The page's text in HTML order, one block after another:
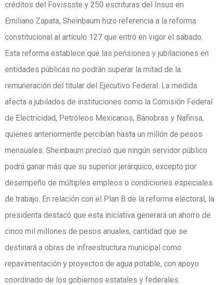
créditos del Fovissste y 250 escrituras del Insus en
Emiliano Zapata, Sheinbaum hizo referencia a la reforma
constitucional al artículo 127 que entró en vigor el sábado.
Esta reforma establece que las pensiones y jubilaciones en
entidades públicas no podrán superar la mitad de la
remuneración del titular del Ejecutivo Federal. La medida
afecta a jubilados de instituciones como la Comisión Federal
de Electricidad, Petróleos Mexicanos, Banobras y Nafinsa,
quienes anteriormente percibían hasta un millón de pesos
mensuales. Sheinbaum precisó que ningún servidor público
podrá ganar más que su superior jerárquico, excepto por
desempeño de múltiples empleos o condiciones especiales
de trabajo. En relación con el Plan B de la reforma electoral, la
presidenta destacó que esta iniciativa generará un ahorro de
cinco mil millones de pesos anuales, cantidad que se
destinará a obras de infraestructura municipal como
repavimentación y proyectos de agua potable, con apoyo
coordinado de los gobiernos estatales y federales.